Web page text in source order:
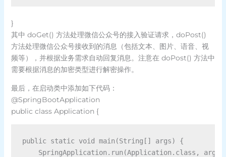
}
其中 doGet() 方法处理微信公众号的接入验证请求，doPost()
方法处理微信公众号接收到的消息（包括文本、图片、语音、视
频等），并根据业务需求自动回复消息。注意在 doPost() 方法中
需要根据消息的加密类型进行解密操作。
最后，在启动类中添加如下代码：
@SpringBootApplication
public class Application {
public static void main(String[] args) {
SpringApplication.run(Application.class,